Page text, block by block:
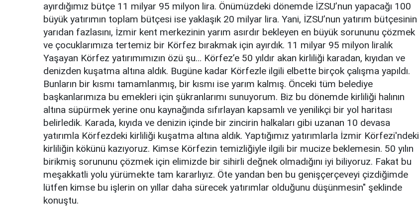
ayırdığımız bütçe 11 milyar 95 milyon lira. Önümüzdeki dönemde İZSU’nun yapacağı 100
büyük yatırımın toplam bütçesi ise yaklaşık 20 milyar lira. Yani, İZSU’nun yatırım bütçesinin
yarıdan fazlasını, İzmir kent merkezinin yarım asırdır bekleyen en büyük sorununu çözmek
ve çocuklarımıza tertemiz bir Körfez bırakmak için ayırdık. 11 milyar 95 milyon liralık
Yaşayan Körfez yatırımımızın özü şu… Körfez’e 50 yıldır akan kirliliği karadan, kıyıdan ve
denizden kuşatma altına aldık. Bugüne kadar Körfezle ilgili elbette birçok çalışma yapıldı.
Bunların bir kısmı tamamlanmış, bir kısmı ise yarım kalmış. Önceki tüm belediye
başkanlarımıza bu emekleri için şükranlarımı sunuyorum. Biz bu dönemde kirliliği halının
altına süpürmek yerine onu kaynağında sıfırlayan kapsamlı ve yenilikçi bir yol haritası
belirledik. Karada, kıyıda ve denizin içinde bir zincirin halkaları gibi uzanan 10 devasa
yatırımla Körfezdeki kirliliği kuşatma altına aldık. Yaptığımız yatırımlarla İzmir Körfezi'ndeki
kirliliğin kökünü kazıyoruz. Kimse Körfezin temizliğiyle ilgili bir mucize beklemesin. 50 yılın
birikmiş sorununu çözmek için elimizde bir sihirli değnek olmadığını iyi biliyoruz. Fakat bu
meşakkatli yolu yürümekte tam kararlıyız. Öte yandan ben bu genişçerçeveyi çizdiğimde
lütfen kimse bu işlerin on yıllar daha sürecek yatırımlar olduğunu düşünmesin" şeklinde
konuştu.